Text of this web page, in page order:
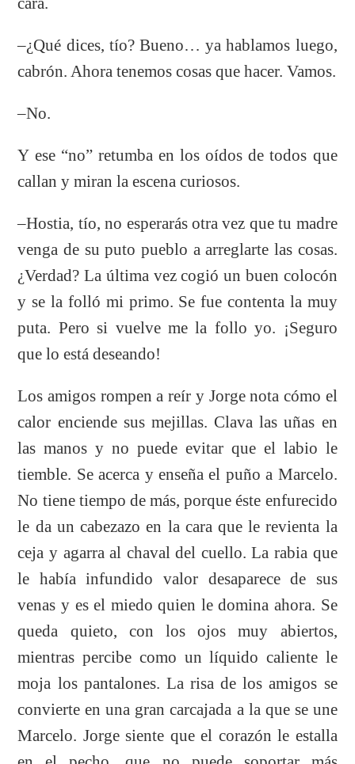
–¿Qué dices, tío? Bueno… ya hablamos luego,
cabrón. Ahora tenemos cosas que hacer. Vamos.
–No.
Y ese “no” retumba en los oídos de todos que
callan y miran la escena curiosos.
–Hostia, tío, no esperarás otra vez que tu madre
venga de su puto pueblo a arreglarte las cosas.
¿Verdad? La última vez cogió un buen colocón
y se la folló mi primo. Se fue contenta la muy
puta. Pero si vuelve me la follo yo. ¡Seguro
que lo está deseando!
Los amigos rompen a reír y Jorge nota cómo el
calor enciende sus mejillas. Clava las uñas en
las manos y no puede evitar que el labio le
tiemble. Se acerca y enseña el puño a Marcelo.
No tiene tiempo de más, porque éste enfurecido
le da un cabezazo en la cara que le revienta la
ceja y agarra al chaval del cuello. La rabia que
le había infundido valor desaparece de sus
venas y es el miedo quien le domina ahora. Se
queda quieto, con los ojos muy abiertos,
mientras percibe como un líquido caliente le
moja los pantalones. La risa de los amigos se
convierte en una gran carcajada a la que se une
Marcelo. Jorge siente que el corazón le estalla